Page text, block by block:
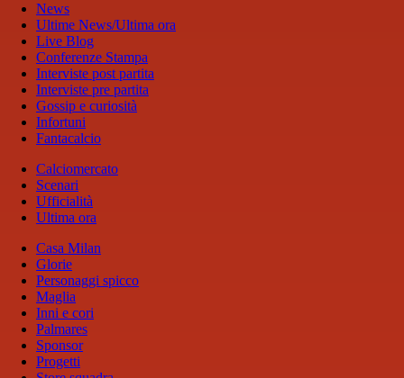
News
Ultime News/Ultima ora
Live Blog
Conferenze Stampa
Interviste post partita
Interviste pre partita
Gossip e curiosità
Infortuni
Fantacalcio
Calciomercato
Scenari
Ufficialità
Ultima ora
Casa Milan
Glorie
Personaggi spicco
Maglia
Inni e cori
Palmares
Sponsor
Progetti